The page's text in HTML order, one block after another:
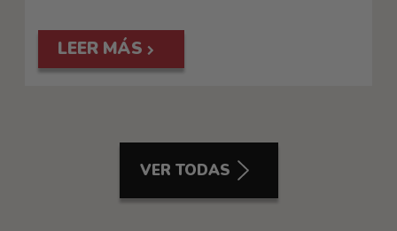
LEER MÁS
VER TODAS